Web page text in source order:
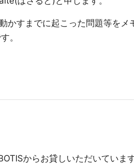
すまでに起こった問題等をメ
。
からお貸しいただいていま